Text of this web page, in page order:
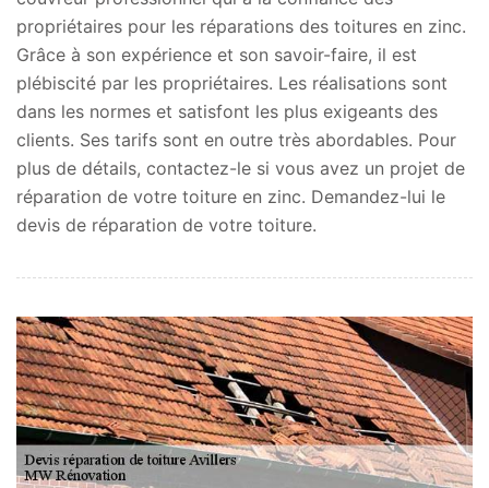
propriétaires pour les réparations des toitures en zinc.
Grâce à son expérience et son savoir-faire, il est
plébiscité par les propriétaires. Les réalisations sont
dans les normes et satisfont les plus exigeants des
clients. Ses tarifs sont en outre très abordables. Pour
plus de détails, contactez-le si vous avez un projet de
réparation de votre toiture en zinc. Demandez-lui le
devis de réparation de votre toiture.